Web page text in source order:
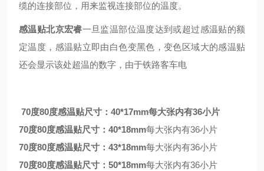
缆的连接部位，用来监视连接部位的温度。
感温贴北京宏睿一旦监温部位温度达到或超过感温贴的额
定温度，感温贴立即由白色变黑色，变色区域大的感温贴
还会显示该处超温的数字，由于铁路客车电
70度80度感温贴尺寸：40*17mm每大张内有36小片
70度80度感温贴尺寸：40*18mm每大张内有36小片
70度80度感温贴尺寸：43*18mm每大张内有36小片
70度80度感温贴尺寸：50*18mm每大张内有36小片